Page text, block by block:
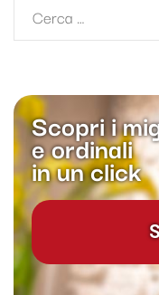
Ricerca
per:
Scopri i
e ordinali
in un click